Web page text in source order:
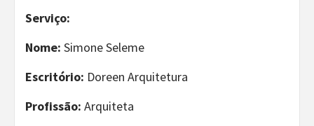
Serviço:
Nome: Simone Seleme
Escritório: Doreen Arquitetura
Profissão: Arquiteta